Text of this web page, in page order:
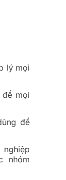
lý mọi
để mọi
để
nhóm